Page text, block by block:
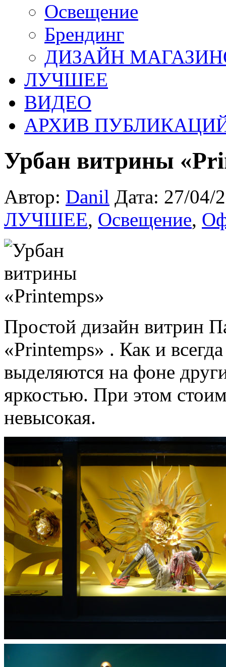
Освещение
Брендинг
ДИЗАЙН
ЛУЧШЕЕ
ВИДЕО
АРХИВ
Урбан витрины
Автор: Danil Дата: 27/04/
ЛУЧШЕЕ, Освещение,
Простой дизайн витрин
«Printemps» . Как и
выделяются на фоне
яркостью. При этом
невысокая.